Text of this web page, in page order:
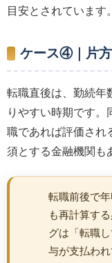
目安とされています。
ケース④｜片
転職直後は、勤続年
りやすい時期です。
職であれば評価され
須とする金融機関も
転職前後で
も再計算す
グは「転職
与が支払わ